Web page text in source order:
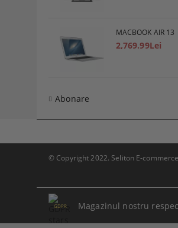
MACBOOK AIR 13
2,769.99Lei
Abonare
© Copyright 2022. Seliton E-
GDPR Magazinul nostru